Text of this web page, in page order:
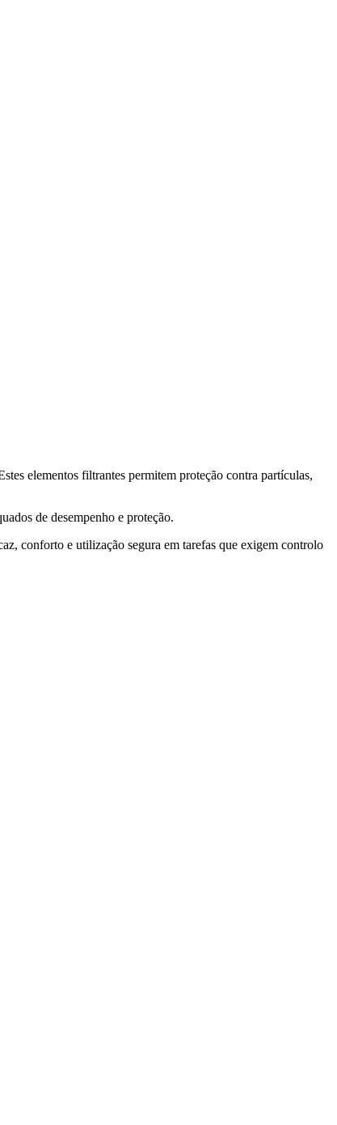
elementos filtrantes permitem proteção contra partículas,
de desempenho e proteção.
conforto e utilização segura em tarefas que exigem controlo